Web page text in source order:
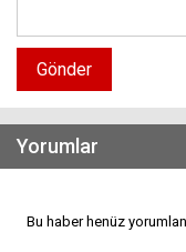
Gönder
Yorumlar
Bu haber henüz